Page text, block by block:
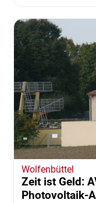
Wolfenbüttel
Zeit ist Geld:
Photovoltaik-